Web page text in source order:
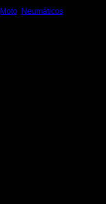
Moto Neumáticos